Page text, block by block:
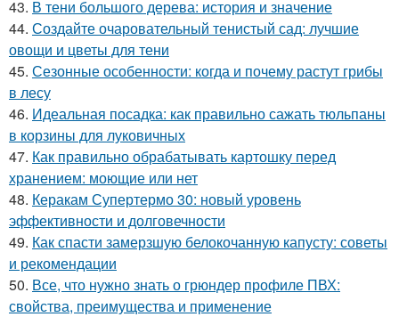
43. В тени большого дерева: история и значение
44. Создайте очаровательный тенистый сад: лучшие
овощи и цветы для тени
45. Сезонные особенности: когда и почему растут грибы
в лесу
46. Идеальная посадка: как правильно сажать тюльпаны
в корзины для луковичных
47. Как правильно обрабатывать картошку перед
хранением: моющие или нет
48. Керакам Супертермо 30: новый уровень
эффективности и долговечности
49. Как спасти замерзшую белокочанную капусту: советы
и рекомендации
50. Все, что нужно знать о грюндер профиле ПВХ:
свойства, преимущества и применение